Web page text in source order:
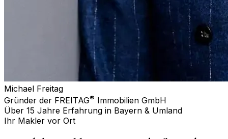
Michael Freitag
Gründer der FREITAG® Immobilien GmbH
Über 15 Jahre Erfahrung in Bayern & Umland
Ihr Makler vor Ort